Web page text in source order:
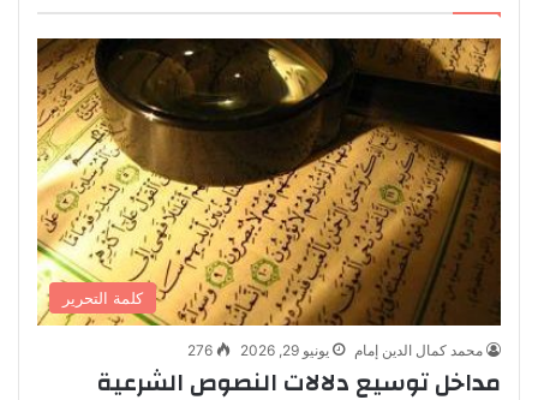
كلمة التحرير
محمد كمال الدين إمام يونيو 29, 2026 276
مداخل توسيع دلالات النصوص الشرعية